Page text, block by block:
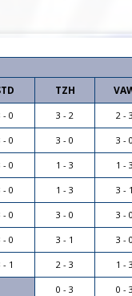
TZH
- 0 3 - 2 2 - 3
- 0 3 - 0 3 - 0
- 0 1 - 3 1 - 3
- 0 1 - 3 3 - 1
- 0 3 - 0 3 - 0
- 0 3 - 1 3 - 0
- 1 2 - 3 1 - 3
0 - 3 0 - 3